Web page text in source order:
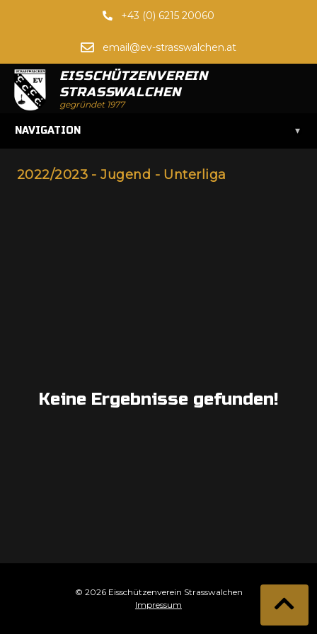
+43 (0) 6215 20060
email@ev-strasswalchen.at
EISSCHÜTZENVEREIN
STRASSWALCHEN
gegründet 1977
NAVIGATION ▾
2022/2023 - Jugend - Unterliga
Keine Ergebnisse gefunden!
© 2026 Eisschützenverein Strasswalchen
Impressum